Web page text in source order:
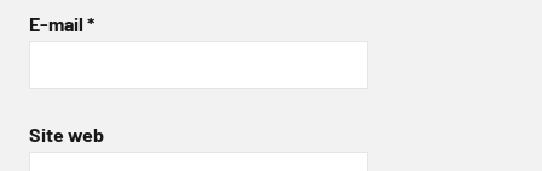
E-mail *
Site web